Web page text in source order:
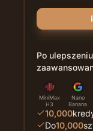
Po
MiniMax
H3
Nano
Banana
10,000
Do10,000